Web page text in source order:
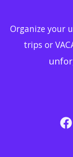
Organize your
trips or